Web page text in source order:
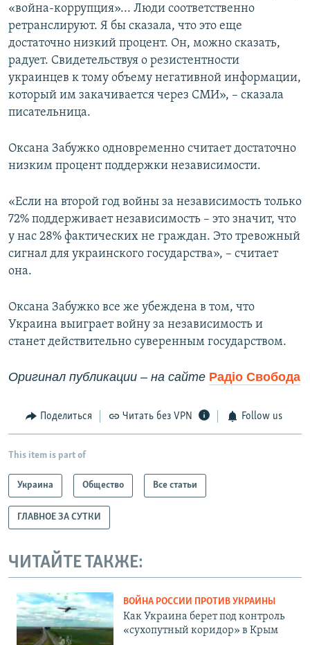
«война-коррупция»... Люди соответственно
ретранслируют. Я бы сказала, что это еще
достаточно низкий процент. Он, можно сказать,
радует. Свидетельствуя о резистентности
украинцев к тому объему негативной информации,
который им закачивается через СМИ», – сказала
писательница.
Оксана Забужко одновременно считает достаточно
низким процент поддержки независимости.
«Если на второй год войны за независимость только
72% поддерживает независимость – это значит, что
у нас 28% фактических не граждан. Это тревожный
сигнал для украинского государства», – считает
она.
Оксана Забужко все же убеждена в том, что
Украина выиграет войну за независимость и
станет действительно суверенным государством.
Оригинал публикации – на сайте Радiо Свобода
Поделиться Читать без VPN Follow us
This item is part of
Украина Общество Все статьи
ГЛАВНОЕ ЗА СУТКИ
ЧИТАЙТЕ ТАКЖЕ:
ВОЙНА РОССИИ ПРОТИВ УКРАИНЫ
Как Украина берет под контроль
«сухопутный коридор» в Крым